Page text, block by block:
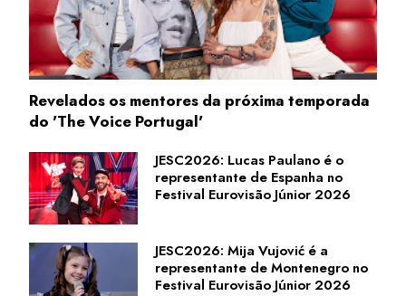
Revelados os mentores da próxima temporada
do 'The Voice Portugal'
JESC2026: Lucas Paulano é o
representante de Espanha no
Festival Eurovisão Júnior 2026
JESC2026: Mija Vujović é a
representante de Montenegro no
Festival Eurovisão Júnior 2026